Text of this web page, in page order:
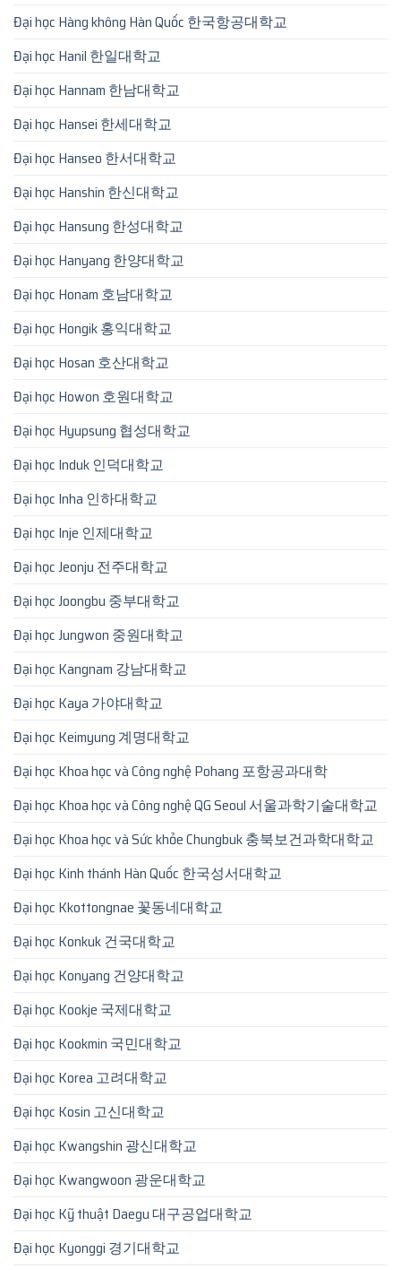
Đại học Hàng không Hàn Quốc 한국항공대학교
Đại học Hanil 한일대학교
Đại học Hannam 한남대학교
Đại học Hansei 한세대학교
Đại học Hanseo 한서대학교
Đại học Hanshin 한신대학교
Đại học Hansung 한성대학교
Đại học Hanyang 한양대학교
Đại học Honam 호남대학교
Đại học Hongik 홍익대학교
Đại học Hosan 호산대학교
Đại học Howon 호원대학교
Đại học Hyupsung 협성대학교
Đại học Induk 인덕대학교
Đại học Inha 인하대학교
Đại học Inje 인제대학교
Đại học Jeonju 전주대학교
Đại học Joongbu 중부대학교
Đại học Jungwon 중원대학교
Đại học Kangnam 강남대학교
Đại học Kaya 가야대학교
Đại học Keimyung 계명대학교
Đại học Khoa học và Công nghệ Pohang 포항공과대학
Đại học Khoa học và Công nghệ QG Seoul 서울과학기술대학교
Đại học Khoa học và Sức khỏe Chungbuk 충북보건과학대학교
Đại học Kinh thánh Hàn Quốc 한국성서대학교
Đại học Kkottongnae 꽃동네대학교
Đại học Konkuk 건국대학교
Đại học Konyang 건양대학교
Đại học Kookje 국제대학교
Đại học Kookmin 국민대학교
Đại học Korea 고려대학교
Đại học Kosin 고신대학교
Đại học Kwangshin 광신대학교
Đại học Kwangwoon 광운대학교
Đại học Kỹ thuật Daegu 대구공업대학교
Đại học Kyonggi 경기대학교